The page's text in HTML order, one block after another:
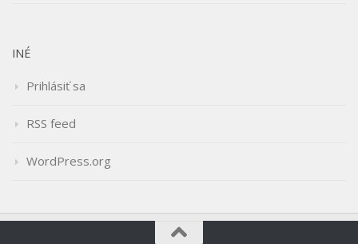
INÉ
Prihlásiť sa
RSS feed
WordPress.org